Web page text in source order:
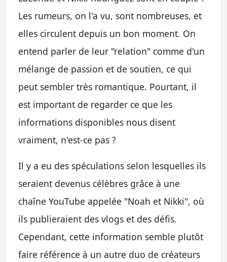
Les rumeurs, on l'a vu, sont nombreuses, et
elles circulent depuis un bon moment. On
entend parler de leur "relation" comme d'un
mélange de passion et de soutien, ce qui
peut sembler très romantique. Pourtant, il
est important de regarder ce que les
informations disponibles nous disent
vraiment, n'est-ce pas ?
Il y a eu des spéculations selon lesquelles ils
seraient devenus célèbres grâce à une
chaîne YouTube appelée "Noah et Nikki", où
ils publieraient des vlogs et des défis.
Cependant, cette information semble plutôt
faire référence à un autre duo de créateurs